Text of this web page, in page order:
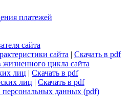
платежей
сайта
сайта | Скачать в pdf
цикла сайта
лиц | Скачать в pdf
лиц | Скачать в pdf
персональных данных (pdf)